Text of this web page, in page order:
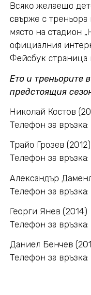
Всяко желаещо
свърже с треньора
място на стадион
официалния
Фейсбук страница
Ето и
предстоящия
Николай Костов
Телефон за
Трайо Грозев (2012)
Телефон за
Александър
Телефон за
Георги Янев (2014)
Телефон за
Даниел Бенчев
Телефон за